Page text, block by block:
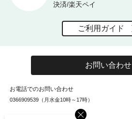
×
決済/楽天ペイ
ご利用ガイド
お問い合わせ
お電話でのお問い合わせ
0366909539（月水金10時～17時）